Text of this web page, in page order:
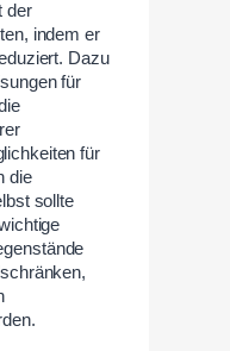
der
indem er
Dazu
für
für
die
sollte